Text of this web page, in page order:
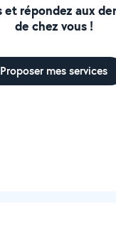
et répondez aux
de chez vous !
Proposer mes services